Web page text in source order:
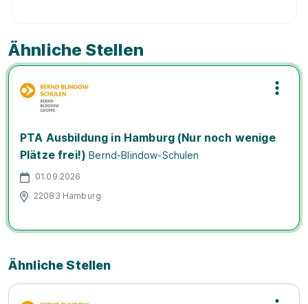
Ähnliche Stellen
PTA Ausbildung in Hamburg (Nur noch wenige
Plätze frei!) Bernd-Blindow-Schulen
01.09.2026
22083 Hamburg
Ähnliche Stellen